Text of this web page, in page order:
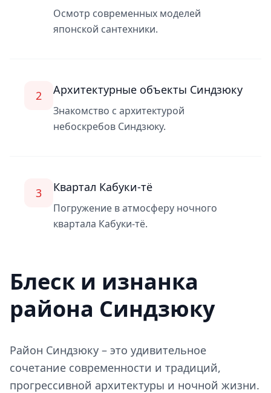
Осмотр современных моделей
японской сантехники.
2 Архитектурные объекты Синдзюку
Знакомство с архитектурой
небоскребов Синдзюку.
3 Квартал Кабуки-тё
Погружение в атмосферу ночного
квартала Кабуки-тё.
Блеск и изнанка
района Синдзюку
Район Синдзюку – это удивительное
сочетание современности и традиций,
прогрессивной архитектуры и ночной жизни.